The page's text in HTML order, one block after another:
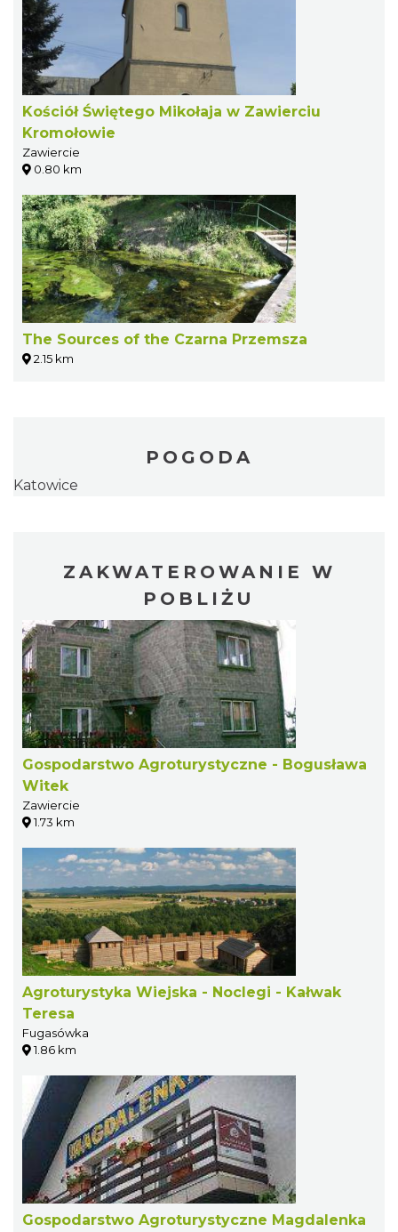
Kościół Świętego Mikołaja w Zawierciu
Kromołowie
Zawiercie
0.80 km
The Sources of the Czarna Przemsza
2.15 km
POGODA
Katowice
ZAKWATEROWANIE W
POBLIŻU
Gospodarstwo Agroturystyczne - Bogusława
Witek
Zawiercie
1.73 km
Agroturystyka Wiejska - Noclegi - Kałwak
Teresa
Fugasówka
1.86 km
Gospodarstwo Agroturystyczne Magdalenka